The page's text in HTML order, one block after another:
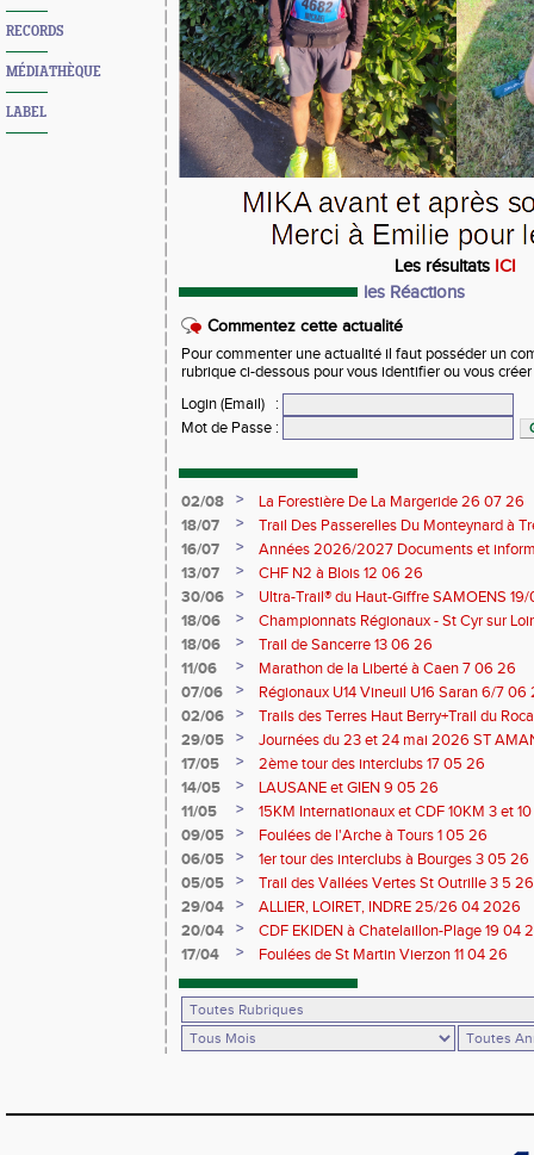
RECORDS
MÉDIATHÈQUE
LABEL
Les résultats ICI
les Réactions
Commentez cette actualité
Pour commenter une actualité il faut posséder un
rubrique ci-dessous pour vous identifier ou vous
Login (Email)
:
Mot de Passe :
02/08 >
La Forestière De La Margeride 26 07 26
18/07
>
Trail Des Passerelles Du Monteynard à
16/07
>
Années 2026/2027 Documents et
13/07
>
CHF N2 à Blois 12 06 26
30/06
>
Ultra-Trail® du Haut-Giffre SAMOENS
18/06
>
Championnats Régionaux - St Cyr sur
Saran 13/14 06 26
18/06 >
Trail de Sancerre 13 06 26
11/06
>
Marathon de la Liberté à Caen 7 06 26
07/06
>
Régionaux U14 Vineuil U16 Saran 6/7 06
02/06
>
Trails des Terres Haut Berry+Trail du
du Berry 30/31 05 2026
29/05 >
Journées du 23 et 24 mai 2026 ST
17/05
>
2ème tour des interclubs 17 05 26
14/05
>
LAUSANE et GIEN 9 05 26
11/05
>
15KM Internationaux et CDF 10KM 3 et
09/05
>
Foulées de l'Arche à Tours 1 05 26
06/05
>
1er tour des interclubs à Bourges 3 05 26
05/05
>
Trail des Vallées Vertes St Outrille 3 5 26
29/04
>
ALLIER, LOIRET, INDRE 25/26 04 2026
20/04
>
CDF EKIDEN à Chatelaillon-Plage 19 04
17/04
> Foulées de St Martin Vierzon 11 04 26